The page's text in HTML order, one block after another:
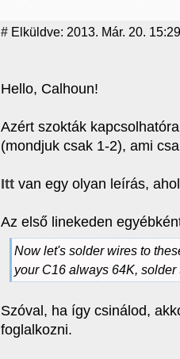
# Elküldve: 2013. Már. 20. 15:29
Hello, Calhoun!
Azért szokták
(mondjuk csak 1-2), ami
Itt van egy olyan leírás,
Az első linekeden
Now let's solder wires to
your C16 always 64K,
Szóval, ha így csinálod,
foglalkozni.